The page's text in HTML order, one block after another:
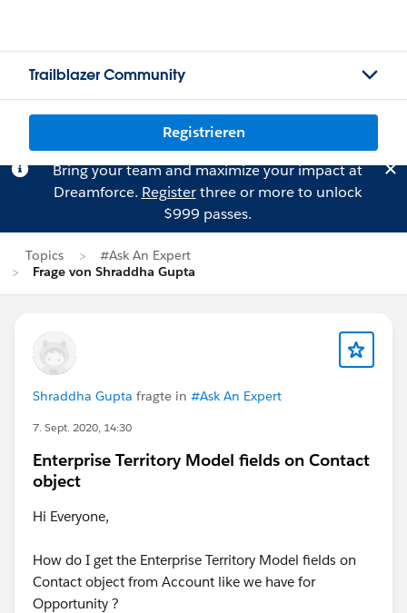
Trailblazer Community
Registrieren
Bring your team and maximize your impact at
Dreamforce. Registerthree or more to unlock
$999 passes.
Topics
#Ask An Expert
Frage von Shraddha Gupta
Shraddha Gupta fragte in #Ask An Expert
7. Sept. 2020, 14:30
Enterprise Territory Model fields on Contact
object
Hi Everyone,
How do I get the Enterprise Territory Model fields on
Contact object from Account like we have for
Opportunity ?